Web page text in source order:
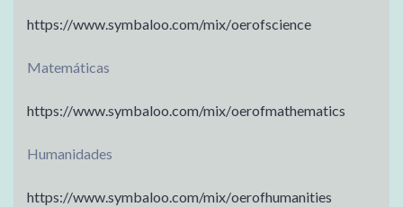
https://www.symbaloo.com/mix/oerofscience
Matemáticas
https://www.symbaloo.com/mix/oerofmathematics
Humanidades
https://www.symbaloo.com/mix/oerofhumanities